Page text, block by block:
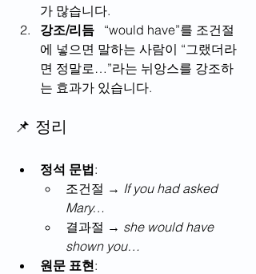
가 많습니다.
강조/리듬 “would have”를 조건절
에 넣으면 말하는 사람이 “그랬더라
면 정말로…”라는 뉘앙스를 강조하
는 효과가 있습니다.
📌 정리
정석 문법:
조건절 → If you had asked
Mary…
결과절 → she would have
shown you…
원문 표현: